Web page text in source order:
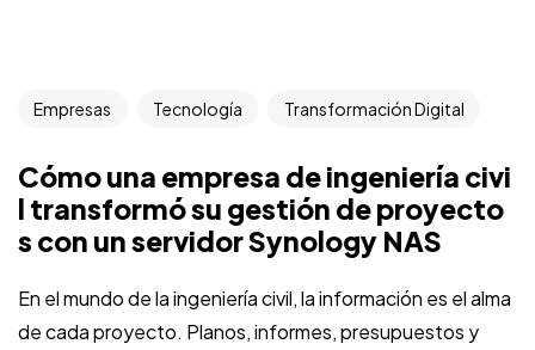
Empresas Tecnología Transformación Digital
Cómo una empresa de ingeniería civi
l transformó su gestión de proyecto
s con un servidor Synology NAS
En el mundo de la ingeniería civil, la información es el alma
de cada proyecto. Planos, informes, presupuestos y